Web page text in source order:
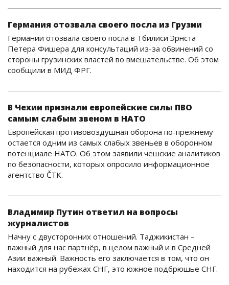
Германия отозвала своего посла из Грузии
Германии отозвала своего посла в Тбилиси Эрнста
Петера Фишера для консультаций из-за обвинений со
стороны грузинских властей во вмешательстве. Об этом
сообщили в МИД ФРГ.
В Чехии признали европейские силы ПВО
самым слабым звеном в НАТО
Европейская противовоздушная оборона по-прежнему
остается одним из самых слабых звеньев в оборонном
потенциале НАТО. Об этом заявили чешские аналитиков
по безопасности, которых опросило информационное
агентство ČTK.
Владимир Путин ответил на вопросы
журналистов
Начну с двусторонних отношений. Таджикистан –
важный для нас партнёр, в целом важный и в Средней
Азии важный. Важность его заключается в том, что он
находится на рубежах СНГ, это южное подбрюшье СНГ.